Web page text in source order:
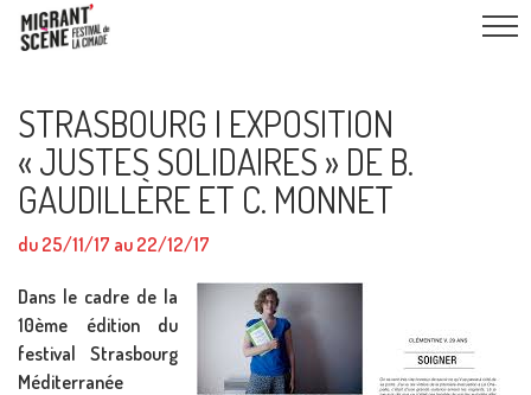
STRASBOURG I EXPOSITION
« JUSTES SOLIDAIRES » DE B.
GAUDILLÈRE ET C. MONNET
du 25/11/17 au 22/12/17
Dans le cadre de la
10ème édition du
festival Strasbourg
Méditerranée